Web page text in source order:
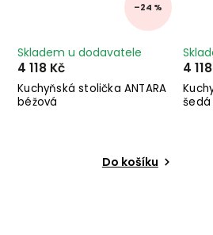
–24 %
Kuchyňská stolička ANTARA
béžová
Skladem u dodavatele
4 118 Kč
Do košíku
šedá
4